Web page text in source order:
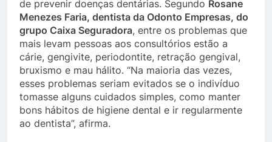
de prevenir doenças dentárias. Segundo Rosane
Menezes Faria, dentista da Odonto Empresas, do
grupo Caixa Seguradora, entre os problemas que
mais levam pessoas aos consultórios estão a
cárie, gengivite, periodontite, retração gengival,
bruxismo e mau hálito. “Na maioria das vezes,
esses problemas seriam evitados se o indivíduo
tomasse alguns cuidados simples, como manter
bons hábitos de higiene dental e ir regularmente
ao dentista”, afirma.